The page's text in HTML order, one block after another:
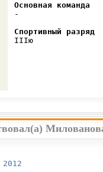
Основная команда
-
Спортивный разряд
IIIю